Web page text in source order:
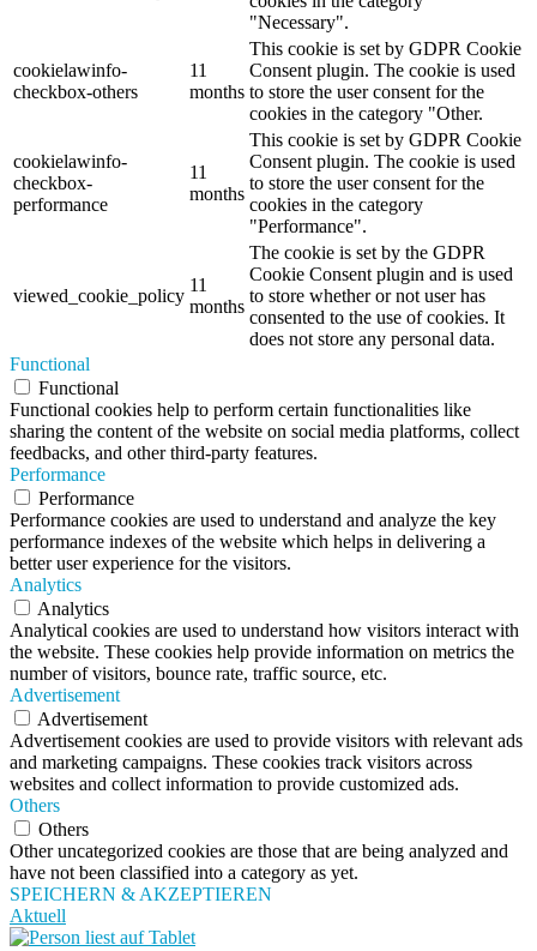
"Necessary".
cookielawinfo-
checkbox-others
11
months
This cookie is set by GDPR Cookie
Consent plugin. The cookie is used
to store the user consent for the
cookies in the category "Other.
cookielawinfo-
checkbox-
performance
11
months
This cookie is set by GDPR Cookie
Consent plugin. The cookie is used
to store the user consent for the
cookies in the category
"Performance".
viewed_cookie_policy
11
months
The cookie is set by the GDPR
Cookie Consent plugin and is used
to store whether or not user has
consented to the use of cookies. It
does not store any personal data.
Functional
Functional
Functional cookies help to perform certain functionalities like
sharing the content of the website on social media platforms, collect
feedbacks, and other third-party features.
Performance
Performance
Performance cookies are used to understand and analyze the key
performance indexes of the website which helps in delivering a
better user experience for the visitors.
Analytics
Analytics
Analytical cookies are used to understand how visitors interact with
the website. These cookies help provide information on metrics the
number of visitors, bounce rate, traffic source, etc.
Advertisement
Advertisement
Advertisement cookies are used to provide visitors with relevant ads
and marketing campaigns. These cookies track visitors across
websites and collect information to provide customized ads.
Others
Others
Other uncategorized cookies are those that are being analyzed and
have not been classified into a category as yet.
SPEICHERN & AKZEPTIEREN
Aktuell